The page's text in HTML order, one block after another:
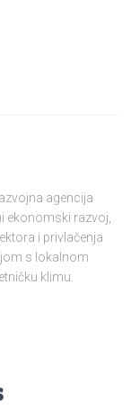
agencija
ekonomski razvoj,
i privlačenja
s lokalnom
klimu.